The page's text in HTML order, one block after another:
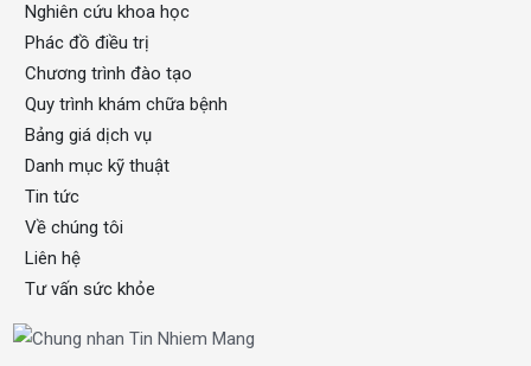
Nghiên cứu khoa học
Phác đồ điều trị
Chương trình đào tạo
Quy trình khám chữa bệnh
Bảng giá dịch vụ
Danh mục kỹ thuật
Tin tức
Về chúng tôi
Liên hệ
Tư vấn sức khỏe